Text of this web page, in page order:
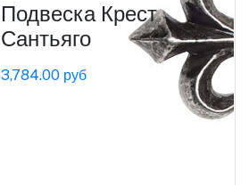
Подвеска Крест
Сантьяго
3,784.00 руб